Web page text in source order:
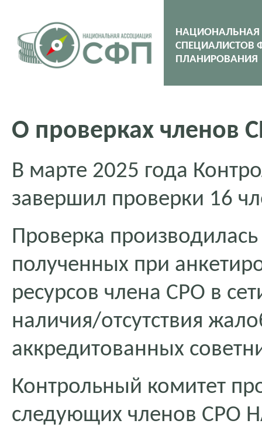
НАЦИОНАЛЬНАЯ
СПЕЦИАЛИСТОВ
ПЛАНИРОВАНИЯ
О проверках членов
В марте 2025 года
завершил проверки 16
Проверка
полученных при
ресурсов члена СРО в
наличия/отсутствия
аккредитованных
Контрольный комитет
следующих членов СРО